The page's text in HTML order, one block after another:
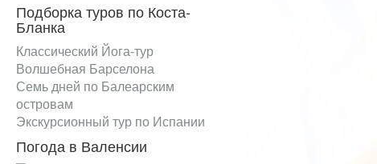
Подборка туров по Коста-
Бланка
Классический Йога-тур
Волшебная Барселона
Семь дней по Балеарским
островам
Экскурсионный тур по Испании
Погода в Валенсии